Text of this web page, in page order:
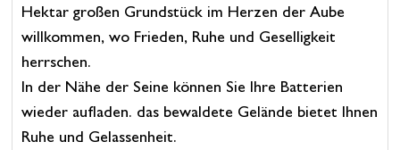
Hektar großen Grundstück im Herzen der Aube
willkommen, wo Frieden, Ruhe und Geselligkeit
herrschen.
In der Nähe der Seine können Sie Ihre Batterien
wieder aufladen. das bewaldete Gelände bietet Ihnen
Ruhe und Gelassenheit.